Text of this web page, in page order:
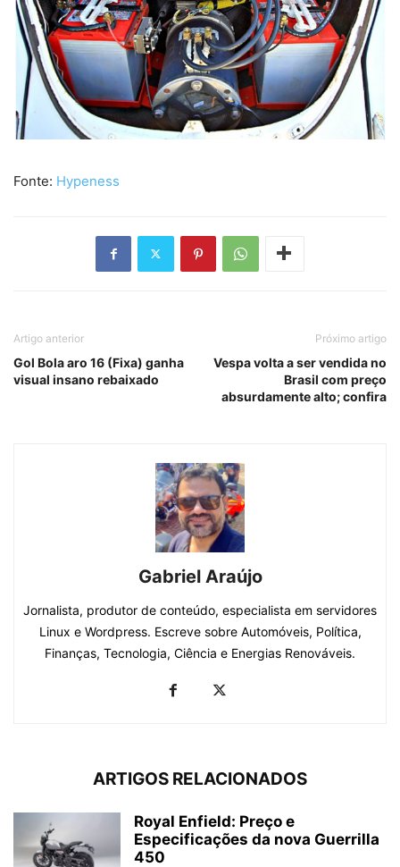
Fonte: Hypeness
Artigo anterior
Gol Bola aro 16 (Fixa) ganha
visual insano rebaixado
Próximo artigo
Vespa volta a ser vendida no
Brasil com preço
absurdamente alto; confira
Gabriel Araújo
Jornalista, produtor de conteúdo, especialista em servidores
Linux e Wordpress. Escreve sobre Automóveis, Política,
Finanças, Tecnologia, Ciência e Energias Renováveis.
ARTIGOS RELACIONADOS
Royal Enfield: Preço e
Especificações da nova Guerrilla
450